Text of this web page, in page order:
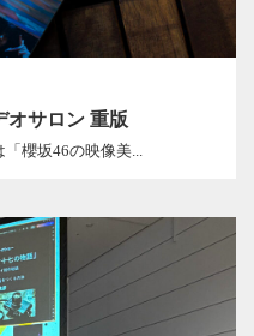
オサロン 重版
「櫻坂46の映像美...